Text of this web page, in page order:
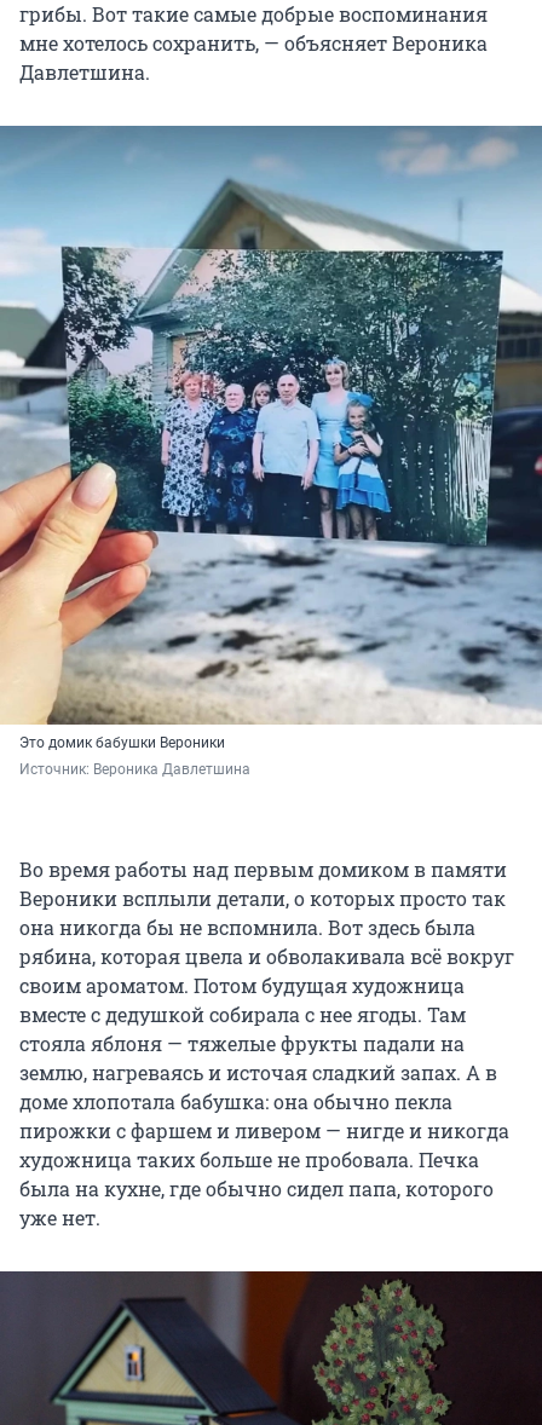
грибы. Вот такие самые добрые воспоминания
мне хотелось сохранить, — объясняет Вероника
Давлетшина.
Это домик бабушки Вероники
Источник: Вероника Давлетшина
Во время работы над первым домиком в памяти
Вероники всплыли детали, о которых просто так
она никогда бы не вспомнила. Вот здесь была
рябина, которая цвела и обволакивала всё вокруг
своим ароматом. Потом будущая художница
вместе с дедушкой собирала с нее ягоды. Там
стояла яблоня — тяжелые фрукты падали на
землю, нагреваясь и источая сладкий запах. А в
доме хлопотала бабушка: она обычно пекла
пирожки с фаршем и ливером — нигде и никогда
художница таких больше не пробовала. Печка
была на кухне, где обычно сидел папа, которого
уже нет.